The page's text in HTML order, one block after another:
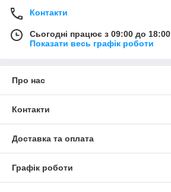
Контакти
Сьогодні працює з 09:00 до 18:00
Показати весь графік роботи
Про нас
Контакти
Доставка та оплата
Графік роботи